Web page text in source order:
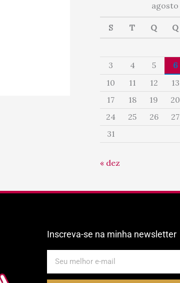
agosto
S T Q Q
3
4 5 6
10
11 12 13
17
18 19 20
24
25 26 27
31
« dez
Inscreva-se na minha newsletter